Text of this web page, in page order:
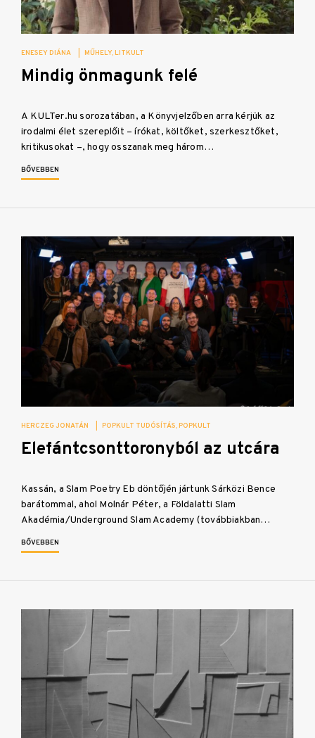
ENESEY DIÁNA MŰHELY LITKULT
Mindig önmagunk felé
A KULTer.hu sorozatában, a Könyvjelzőben arra kérjük az
irodalmi élet szereplőit – írókat, költőket, szerkesztőket,
kritikusokat –, hogy osszanak meg három…
BŐVEBBEN
HERCZEG JONATÁN POPKULT TUDÓSÍTÁS POPKULT
Elefántcsonttoronyból az utcára
Kassán, a Slam Poetry Eb döntőjén jártunk Sárközi Bence
barátommal, ahol Molnár Péter, a Földalatti Slam
Akadémia/Underground Slam Academy (továbbiakban…
BŐVEBBEN